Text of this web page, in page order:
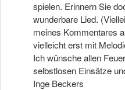
spielen. Erinnern Sie
wunderbare Lied.
meines Kommentares
vielleicht erst mit
Ich wünsche allen
selbstlosen Einsätze
Inge Beckers